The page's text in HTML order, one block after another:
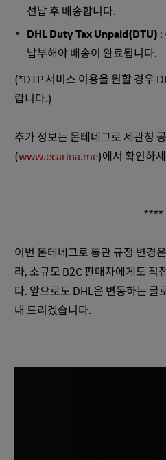
선납 후 배송합니다.
DHL Duty Tax Unpaid(DTU) :
납부해야 배송이 완료됩니다.
(*DTP 서비스 이용을 원할 경우
랍니다.)
추가 정보는 몬테네그로 세관청
(www.ecarina.me)에서 확인하
****
이번 몬테네그로 통관 규정 변경
라, 소규모 B2C 판매자에게도 직
다. 앞으로도 DHL은 변동하는 글
내 드리겠습니다.